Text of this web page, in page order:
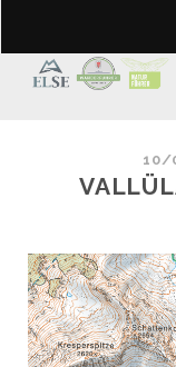
10/